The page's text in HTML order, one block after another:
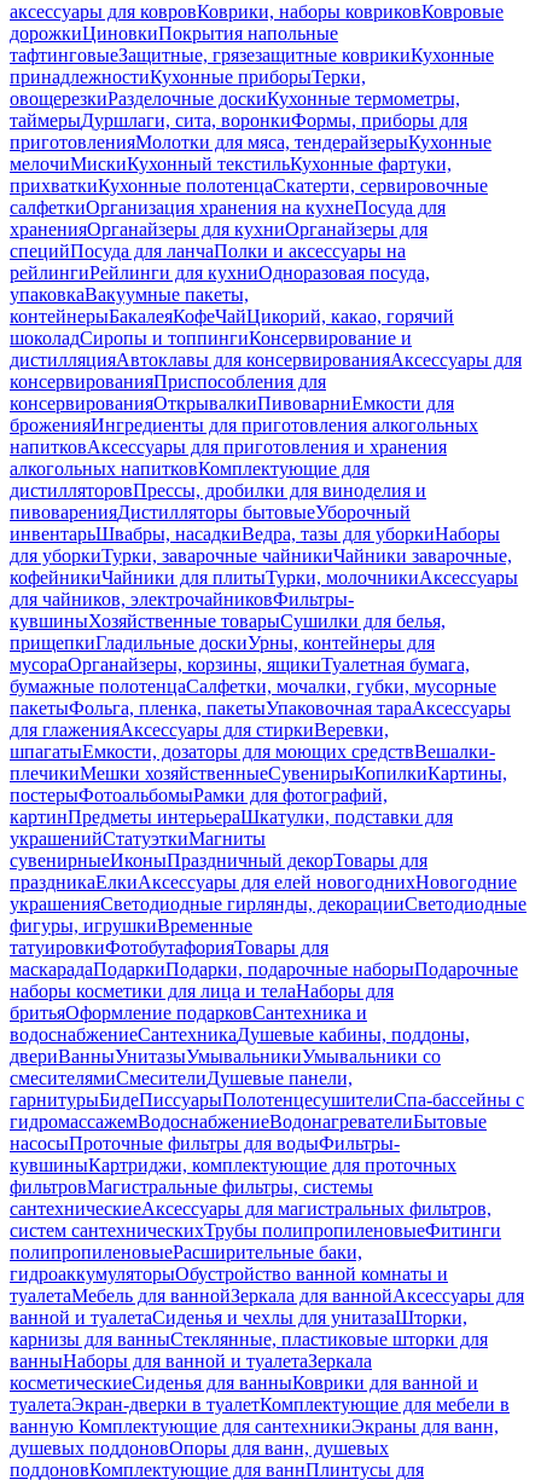
аксессуары для ковровКоврики, наборы ковриковКовровые
дорожкиЦиновкиПокрытия напольные
тафтинговыеЗащитные, грязезащитные коврикиКухонные
принадлежностиКухонные приборыТерки,
овощерезкиРазделочные доскиКухонные термометры,
таймерыДуршлаги, сита, воронкиФормы, приборы для
приготовленияМолотки для мяса, тендерайзерыКухонные
мелочиМискиКухонный текстильКухонные фартуки,
прихваткиКухонные полотенцаСкатерти, сервировочные
салфеткиОрганизация хранения на кухнеПосуда для
храненияОрганайзеры для кухниОрганайзеры для
специйПосуда для ланчаПолки и аксессуары на
рейлингиРейлинги для кухниОдноразовая посуда,
упаковкаВакуумные пакеты,
контейнерыБакалеяКофеЧайЦикорий, какао, горячий
шоколадСиропы и топпингиКонсервирование и
дистилляцияАвтоклавы для консервированияАксессуары для
консервированияПриспособления для
консервированияОткрывалкиПивоварниЕмкости для
броженияИнгредиенты для приготовления алкогольных
напитковАксессуары для приготовления и хранения
алкогольных напитковКомплектующие для
дистилляторовПрессы, дробилки для виноделия и
пивоваренияДистилляторы бытовыеУборочный
инвентарьШвабры, насадкиВедра, тазы для уборкиНаборы
для уборкиТурки, заварочные чайникиЧайники заварочные,
кофейникиЧайники для плитыТурки, молочникиАксессуары
для чайников, электрочайниковФильтры-
кувшиныХозяйственные товарыСушилки для белья,
прищепкиГладильные доскиУрны, контейнеры для
мусораОрганайзеры, корзины, ящикиТуалетная бумага,
бумажные полотенцаСалфетки, мочалки, губки, мусорные
пакетыФольга, пленка, пакетыУпаковочная тараАксессуары
для глаженияАксессуары для стиркиВеревки,
шпагатыЕмкости, дозаторы для моющих средствВешалки-
плечикиМешки хозяйственныеСувенирыКопилкиКартины,
постерыФотоальбомыРамки для фотографий,
картинПредметы интерьераШкатулки, подставки для
украшенийСтатуэткиМагниты
сувенирныеИконыПраздничный декорТовары для
праздникаЕлкиАксессуары для елей новогоднихНовогодние
украшенияСветодиодные гирлянды, декорацииСветодиодные
фигуры, игрушкиВременные
татуировкиФотобутафорияТовары для
маскарадаПодаркиПодарки, подарочные наборыПодарочные
наборы косметики для лица и телаНаборы для
бритьяОформление подарковСантехника и
водоснабжениеСантехникаДушевые кабины, поддоны,
двериВанныУнитазыУмывальникиУмывальники со
смесителямиСмесителиДушевые панели,
гарнитурыБидеПиссуарыПолотенцесушителиСпа-бассейны с
гидромассажемВодоснабжениеВодонагревателиБытовые
насосыПроточные фильтры для водыФильтры-
кувшиныКартриджи, комплектующие для проточных
фильтровМагистральные фильтры, системы
сантехническиеАксессуары для магистральных фильтров,
систем сантехническихТрубы полипропиленовыеФитинги
полипропиленовыеРасширительные баки,
гидроаккумуляторыОбустройство ванной комнаты и
туалетаМебель для ваннойЗеркала для ваннойАксессуары для
ванной и туалетаСиденья и чехлы для унитазаШторки,
карнизы для ванныСтеклянные, пластиковые шторки для
ванныНаборы для ванной и туалетаЗеркала
косметическиеСиденья для ванныКоврики для ванной и
туалетаЭкран-дверки в туалетКомплектующие для мебели в
ванную Комплектующие для сантехникиЭкраны для ванн,
душевых поддоновОпоры для ванн, душевых
поддоновКомплектующие для ваннПлинтусы для